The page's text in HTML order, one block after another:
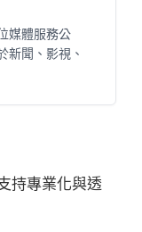
媒體服務公
新聞、影視、
持專業化與透